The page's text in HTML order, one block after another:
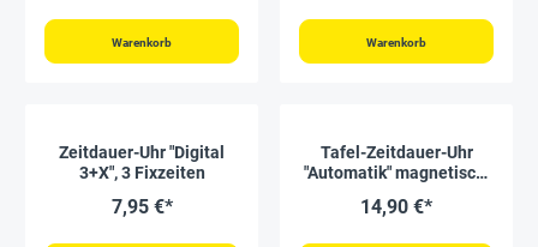
Warenkorb Warenkorb
Zeitdauer-Uhr "Digital
3+X", 3 Fixzeiten
7,95 €*
Tafel-Zeitdauer-Uhr
"Automatik" magnetisch,
14,90 €*